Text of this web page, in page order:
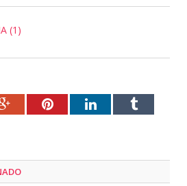
(1)
Google+PinterestLinkedInTumblr